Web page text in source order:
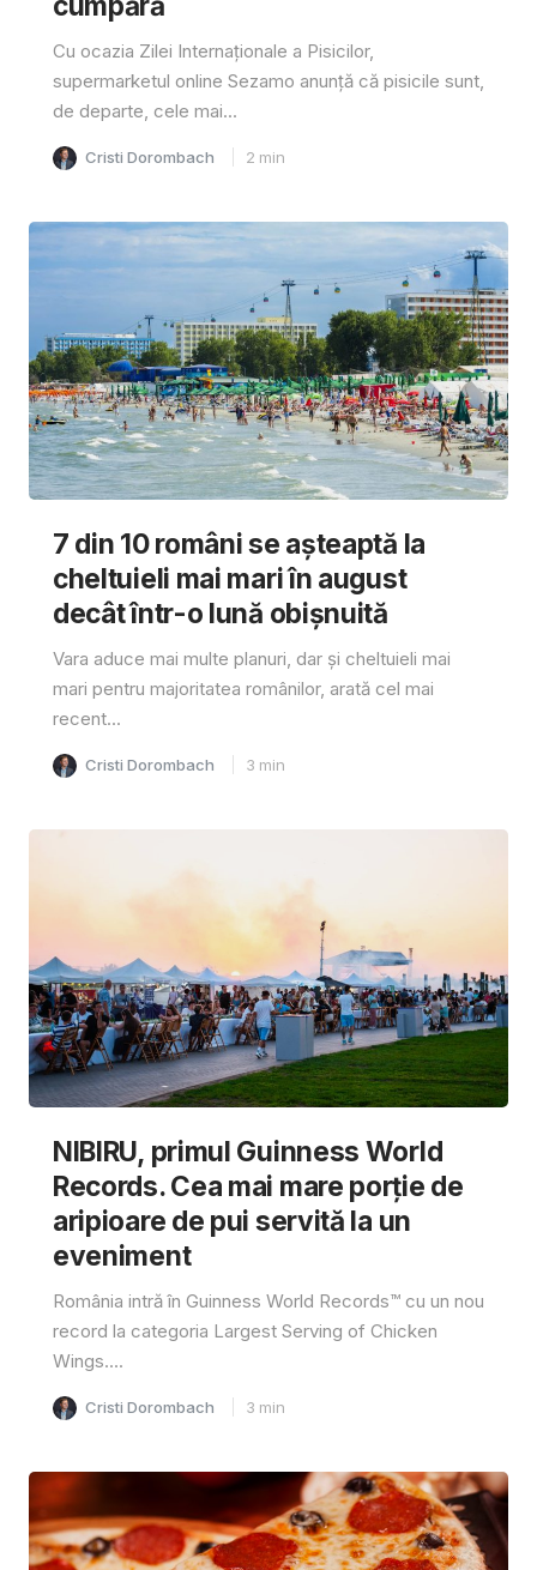
Cu ocazia Zilei Internaționale a Pisicilor,
supermarketul online Sezamo anunță că pisicile sunt,
de departe, cele mai...
Cristi Dorombach 2 min
7 din 10 români se așteaptă la
cheltuieli mai mari în august
decât într-o lună obișnuită
Vara aduce mai multe planuri, dar și cheltuieli mai
mari pentru majoritatea românilor, arată cel mai
recent...
Cristi Dorombach 3 min
NIBIRU, primul Guinness World
Records. Cea mai mare porție de
aripioare de pui servită la un
eveniment
România intră în Guinness World Records™️ cu un nou
record la categoria Largest Serving of Chicken
Wings....
Cristi Dorombach 3 min